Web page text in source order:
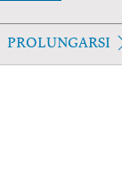
PROLUNGARSI